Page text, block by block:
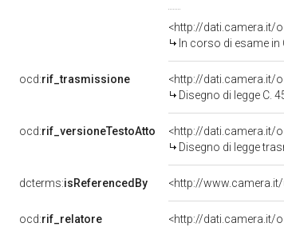
<http://dati.camera.it/
In corso di esame
ocd:rif_trasmissione
<http://dati.camera.it/
Disegno di legge C.
ocd:rif_versioneTestoAtto
<http://dati.camera.it/
Disegno di legge
dcterms:isReferencedBy <http://
ocd:rif_relatore
<http://dati.camera.it/